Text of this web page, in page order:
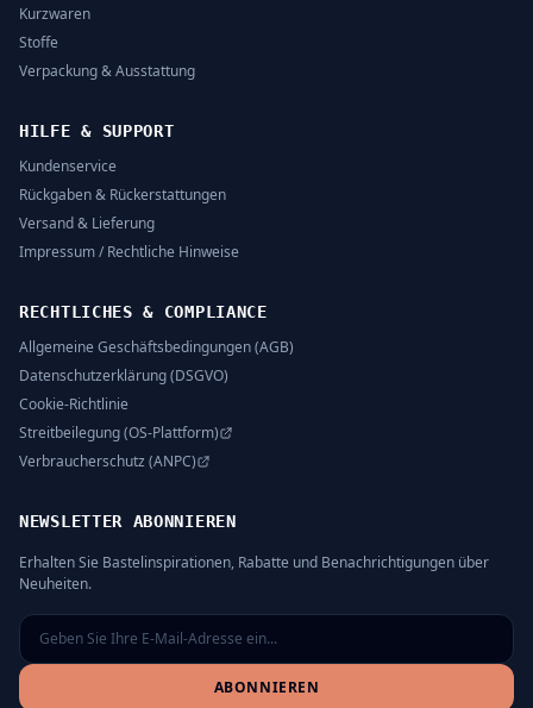
Kurzwaren
Stoffe
Verpackung & Ausstattung
HILFE & SUPPORT
Kundenservice
Rückgaben & Rückerstattungen
Versand & Lieferung
Impressum / Rechtliche Hinweise
RECHTLICHES & COMPLIANCE
Allgemeine Geschäftsbedingungen (AGB)
Datenschutzerklärung (DSGVO)
Cookie-Richtlinie
Streitbeilegung (OS-Plattform)
Verbraucherschutz (ANPC)
NEWSLETTER ABONNIEREN
Erhalten Sie Bastelinspirationen, Rabatte und Benachrichtigungen über
Neuheiten.
ABONNIEREN